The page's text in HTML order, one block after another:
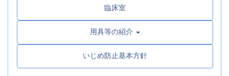
臨床室
用具等の紹介
いじめ防止基本方針